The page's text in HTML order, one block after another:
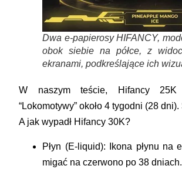
Dwa e-papierosy HIFANCY,
obok siebie na półce, z
ekranami, podkreślające ich
W naszym teście, Hifancy 25K
“Lokomotywy” około4 tygodni (28 dni).
A jak wypadł Hifancy 30K?
Płyn (E-liquid): Ikona płynu na
migać na czerwono po38 dniach.